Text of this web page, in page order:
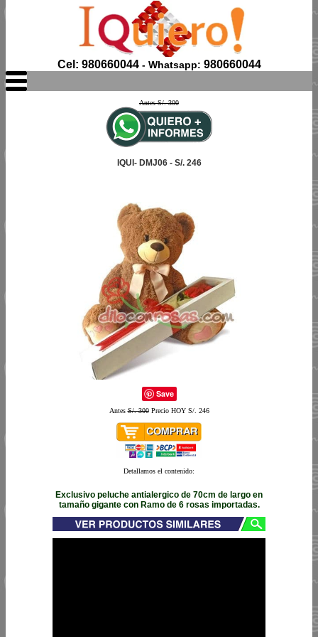
Cel: 980660044- Whatsapp: 980660044
Antes S/. 300
IQUI- DMJ06 - S/. 246
Save
AntesS/. 300Precio HOY S/. 246
Detallamos el contenido:
Exclusivo peluche antialergico de 70cm de largo en
tamaño gigante con Ramo de 6 rosas importadas.